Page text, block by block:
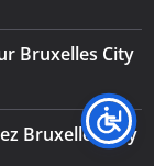
Bruxelles City
Bruxelles City